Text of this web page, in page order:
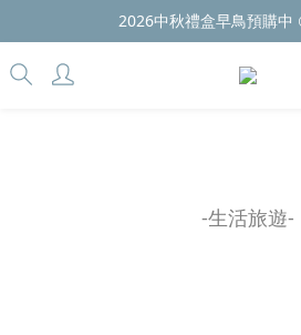
2026中秋禮盒早鳥預購中
-生活旅遊-